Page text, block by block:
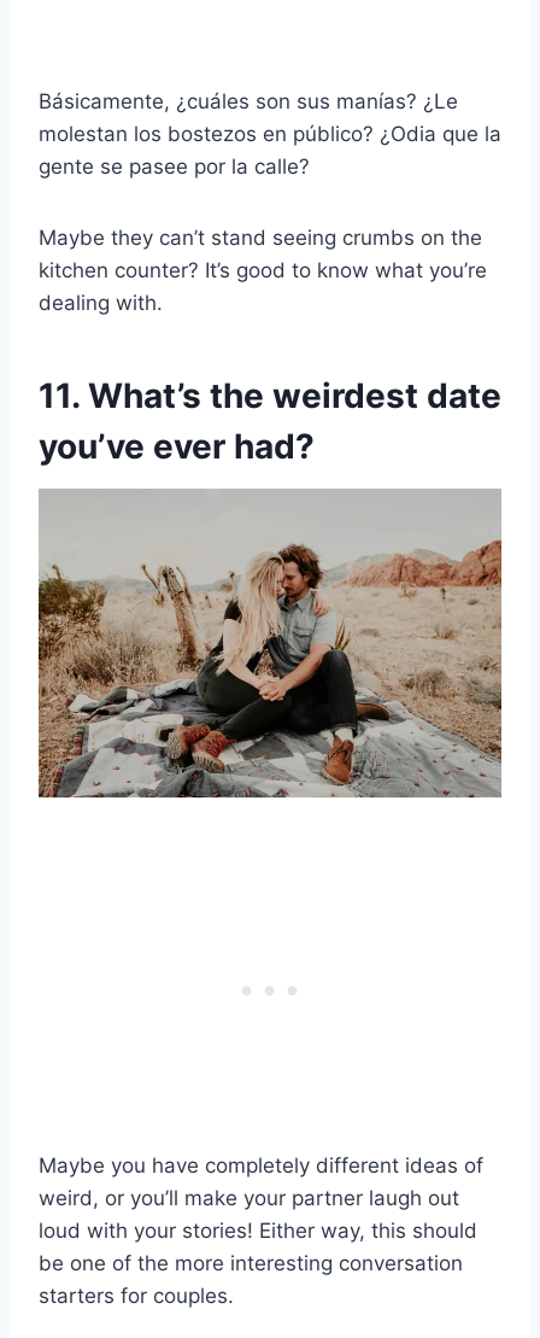
Básicamente, ¿cuáles son sus manías? ¿Le
molestan los bostezos en público? ¿Odia que la
gente se pasee por la calle?
Maybe they can’t stand seeing crumbs on the
kitchen counter? It’s good to know what you’re
dealing with.
11. What’s the weirdest date
you’ve ever had?
Maybe you have completely different ideas of
weird, or you’ll make your partner laugh out
loud with your stories! Either way, this should
be one of the more interesting conversation
starters for couples.